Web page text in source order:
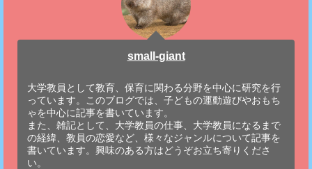
small-giant
大学教員として教育、保育に関わる分野を中心に研究を行
っています。このブログでは、子どもの運動遊びやおもち
ゃを中心に記事を書いています。
また、雑記として、大学教員の仕事、大学教員になるまで
の経緯、教員の恋愛など、様々なジャンルについて記事を
書いています。興味のある方はどうぞお立ち寄りくださ
い。